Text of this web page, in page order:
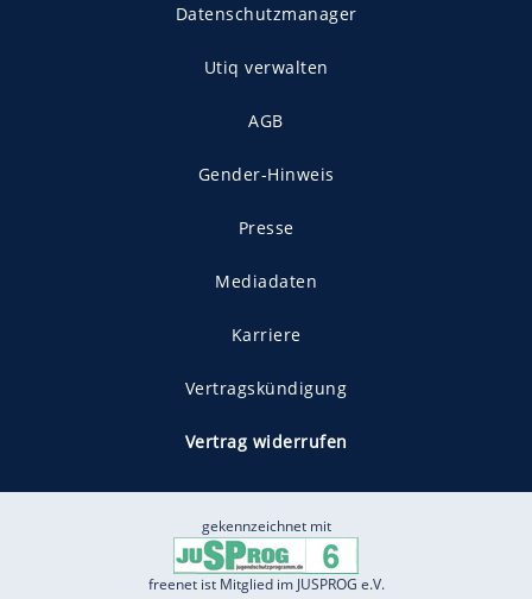
Datenschutzmanager
Utiq verwalten
AGB
Gender-Hinweis
Presse
Mediadaten
Karriere
Vertragskündigung
Vertrag widerrufen
gekennzeichnet mit
freenet ist Mitglied im JUSPROG e.V.